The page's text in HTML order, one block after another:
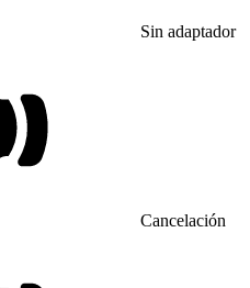
Sin adaptador
Cancelación